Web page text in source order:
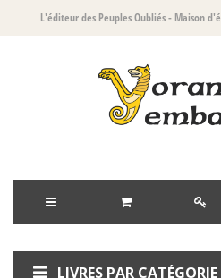
L'éditeur des Peuples Oubliés- Maison
LIVRES PAR CATÉGORIE